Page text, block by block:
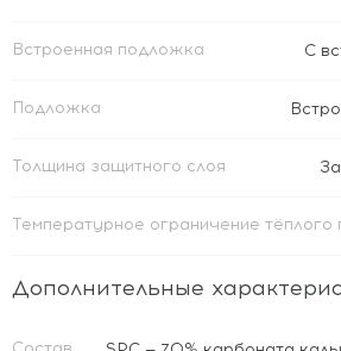
Встроенная подложка C
Подложка
Толщина защитного слоя
Температурное ограничение тёплого
Дополнительные